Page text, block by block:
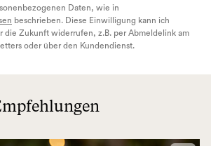
Daten, wie in
beschrieben. Diese Einwilligung kann ich
die Zukunft widerrufen, z.B. per Abmeldelink am
oder über den Kundendienst.